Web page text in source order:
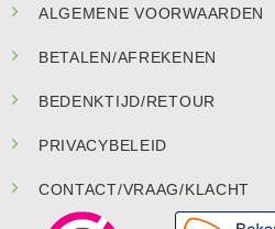
ALGEMENE VOORWAARDEN
BETALEN/AFREKENEN
BEDENKTIJD/RETOUR
PRIVACYBELEID
CONTACT/VRAAG/KLACHT